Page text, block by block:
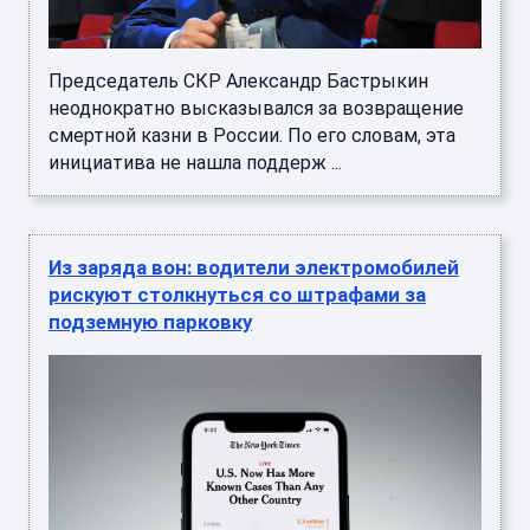
Председатель СКР Александр Бастрыкин
неоднократно высказывался за возвращение
смертной казни в России. По его словам, эта
инициатива не нашла поддерж ...
Из заряда вон: водители электромобилей
рискуют столкнуться со штрафами за
подземную парковку